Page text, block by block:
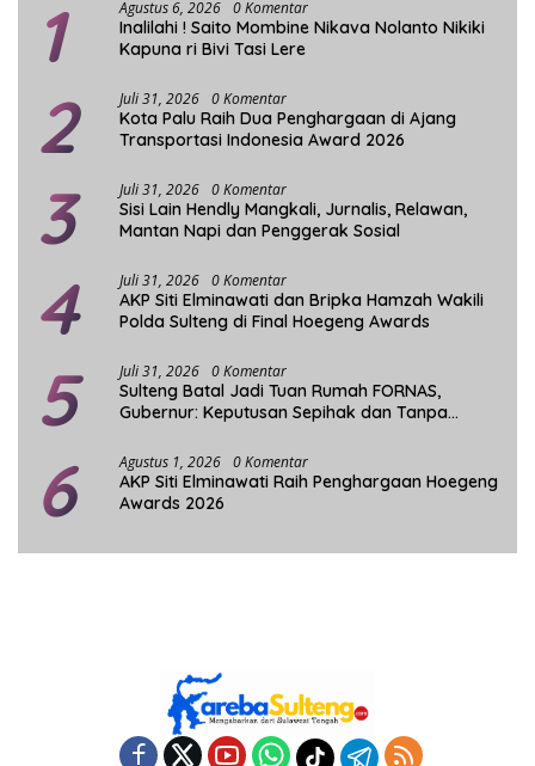
1 Agustus 6, 2026 0 Komentar
Inalilahi ! Saito Mombine Nikava Nolanto Nikiki
Kapuna ri Bivi Tasi Lere
2 Juli 31, 2026 0 Komentar
Kota Palu Raih Dua Penghargaan di Ajang
Transportasi Indonesia Award 2026
3 Juli 31, 2026 0 Komentar
Sisi Lain Hendly Mangkali, Jurnalis, Relawan,
Mantan Napi dan Penggerak Sosial
4 Juli 31, 2026 0 Komentar
AKP Siti Elminawati dan Bripka Hamzah Wakili
Polda Sulteng di Final Hoegeng Awards
5 Juli 31, 2026 0 Komentar
Sulteng Batal Jadi Tuan Rumah FORNAS,
Gubernur: Keputusan Sepihak dan Tanpa
6 Agustus 1, 2026 0 Komentar
AKP Siti Elminawati Raih Penghargaan Hoegeng
Awards 2026